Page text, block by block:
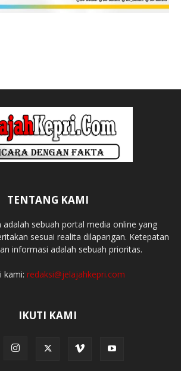
TENTANG KAMI
adalah sebuah portal media online yang
sesuai realita dilapangan. Ketepatan
informasi adalah sebuah prioritas.
kami: redaksi@jelajahkepri.com
IKUTI KAMI